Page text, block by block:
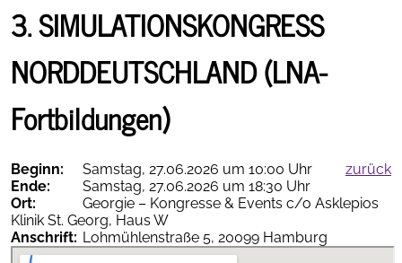
Kalender
Notfallsymposium
in
Therapieempfehlungen
online
3. SIMULATIONSKONGRESS
NORDDEUTSCHLAND (LNA-
Fortbildungen)
zurück
Beginn:
Samstag, 27.06.2026 um 10:00 Uhr
Ende:
Samstag, 27.06.2026 um 18:30 Uhr
Ort:
Georgie – Kongresse & Events c/o Asklepios
Klinik St. Georg, Haus W
Anschrift: Lohmühlenstraße 5, 20099 Hamburg